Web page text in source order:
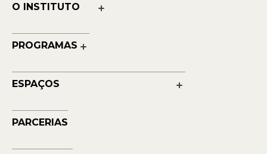
O INSTITUTO
Nossos Números
Quem Faz
Contato
PROGRAMAS
Educação
ESPAÇOS
Musehum
NAVE
PARCERIAS